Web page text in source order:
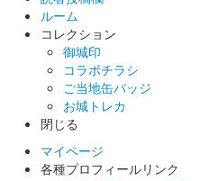
小幡城 御城印
和紙に印刷された御城印。400枚限
小幡城 御城印
ルーム
コレクション
御城印
コラボチラシ
ご当地缶バッジ
お城トレカ
閉じる
マイページ
各種プロフィールリンク